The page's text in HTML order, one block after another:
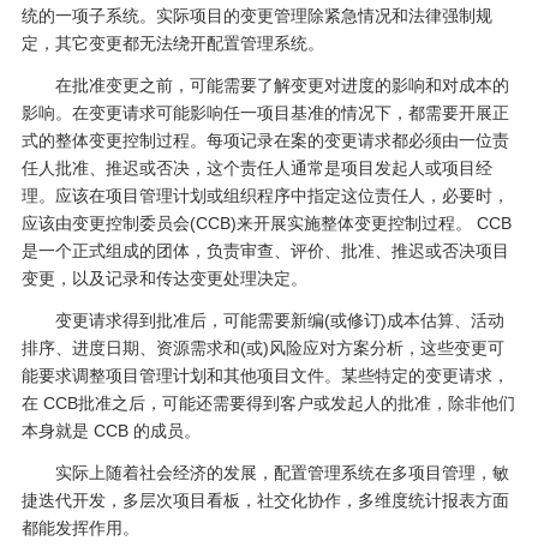
统的一项子系统。实际项目的变更管理除紧急情况和法律强制规
定，其它变更都无法绕开配置管理系统。
在批准变更之前，可能需要了解变更对进度的影响和对成本的
影响。在变更请求可能影响任一项目基准的情况下，都需要开展正
式的整体变更控制过程。每项记录在案的变更请求都必须由一位责
任人批准、推迟或否决，这个责任人通常是项目发起人或项目经
理。应该在项目管理计划或组织程序中指定这位责任人，必要时，
应该由变更控制委员会(CCB)来开展实施整体变更控制过程。 CCB
是一个正式组成的团体，负责审查、评价、批准、推迟或否决项目
变更，以及记录和传达变更处理决定。
变更请求得到批准后，可能需要新编(或修订)成本估算、活动
排序、进度日期、资源需求和(或)风险应对方案分析，这些变更可
能要求调整项目管理计划和其他项目文件。某些特定的变更请求，
在 CCB批准之后，可能还需要得到客户或发起人的批准，除非他们
本身就是 CCB 的成员。
实际上随着社会经济的发展，配置管理系统在多项目管理，敏
捷迭代开发，多层次项目看板，社交化协作，多维度统计报表方面
都能发挥作用。